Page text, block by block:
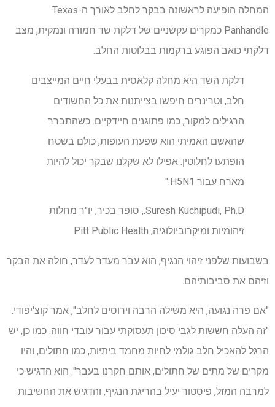
המחלה הופיעה לראשונה בבקר לחלב לאורך ה-Texas
Panhandle כמקרים עקשניים של דלקת שד חמורה ונמקית, מצב
דלקתי כואב הפוגע ברקמות בבלוטות החלב.
דלקת השד היא מחלה קלאסית בבעלי חיים המייצבים
חלב, וטרינרים חיפשו בצייתנות את כל החשודים
הרגילים למקור, כמו פתוגנים חיידקיים. כשהתברר
שהאשם האמיתי הוא שפעת העופות, כולם בשטח
הופתעו לחלוטין. אפילו לא שקלנו שבקר יכול להיות
מארח עבור H5N1."
Suresh Kuchipudi, Ph.D., סופר בכיר, יו"ר מחלות
זיהומיות ומיקרוביולוגיה, Pitt Public Health
בשבועות שלפני זיהוי הנגיף, הוא עבר מעדר לעדר, חולה את הבקר
וזיהם את סביבותיהם.
"אם פרה נגועה, היא משילה הרבה וירוסים לחלב", אמר קוצ'יפודי.
"זה העלה חששות לגבי סיכון תעסוקתי עבור עובדי חווה. כמו כן, יש
הרגל להאכיל חלב גולמי לחיות מחמד ביתיות, כמו חתולים, והיו
מקרים של מתים של חתולים, אותם חקרנו בעבר". הוא הדגיש כי
למרבה המזל, פיסטור יעיל בהריגת הנגיף, והדגיש את החשיבות